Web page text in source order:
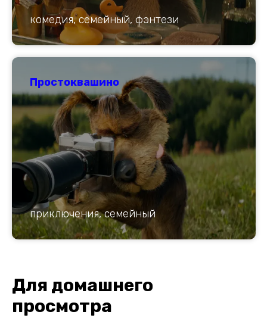
комедия, семейный, фэнтези
Простоквашино
приключения, семейный
Для домашнего
просмотра